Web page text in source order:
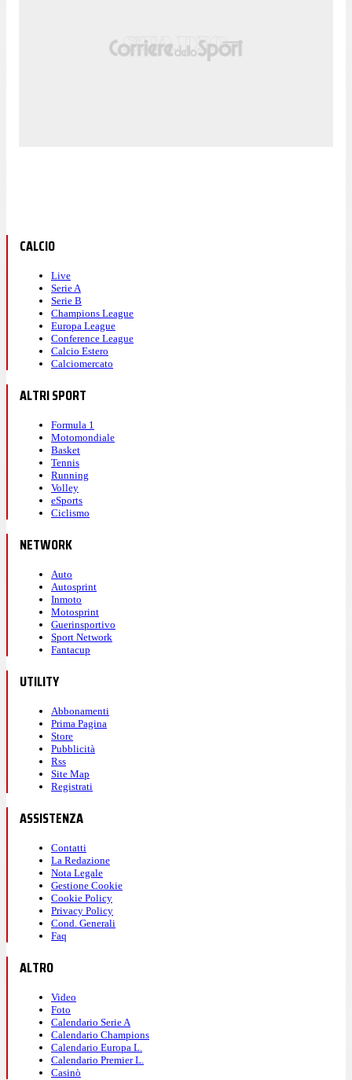
CALCIO
Live
Serie A
Serie B
Champions League
Europa League
Conference League
Calcio Estero
Calciomercato
ALTRI SPORT
Formula 1
Motomondiale
Basket
Tennis
Running
Volley
eSports
Ciclismo
NETWORK
Auto
Autosprint
Inmoto
Motosprint
Guerinsportivo
Sport Network
Fantacup
UTILITY
Abbonamenti
Prima Pagina
Store
Pubblicità
Rss
Site Map
Registrati
ASSISTENZA
Contatti
La Redazione
Nota Legale
Gestione Cookie
Cookie Policy
Privacy Policy
Cond. Generali
Faq
ALTRO
Video
Foto
Calendario Serie A
Calendario Champions
Calendario Europa L.
Calendario Premier L.
Casinò